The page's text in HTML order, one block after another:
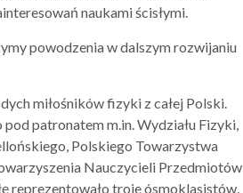
naukami ścisłymi.
powodzenia w dalszym rozwijaniu
miłośników fizyki z całej Polski.
patronatem m.in. Wydziału Fizyki,
Polskiego Towarzystwa
Nauczycieli Przedmiotów
reprezentowało troje ósmoklasistów.